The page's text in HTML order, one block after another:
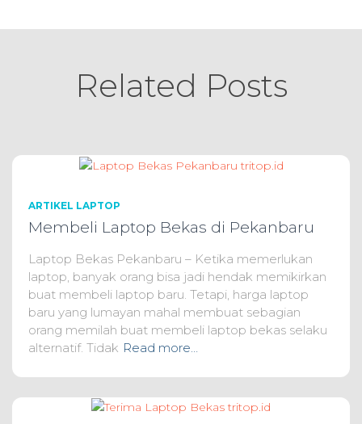
Related Posts
ARTIKEL LAPTOP
Membeli Laptop Bekas di Pekanbaru
Laptop Bekas Pekanbaru – Ketika memerlukan
laptop, banyak orang bisa jadi hendak memikirkan
buat membeli laptop baru. Tetapi, harga laptop
baru yang lumayan mahal membuat sebagian
orang memilah buat membeli laptop bekas selaku
alternatif. Tidak Read more…